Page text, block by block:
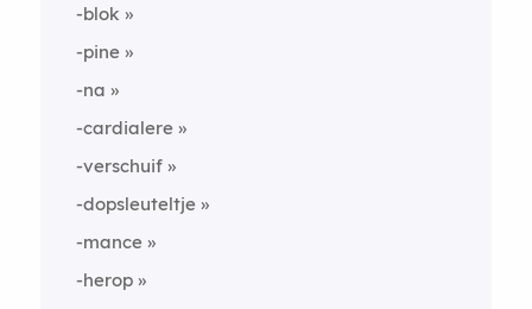
-blok
-pine
-na
-cardialere
-verschuif
-dopsleuteltje
-mance
-herop